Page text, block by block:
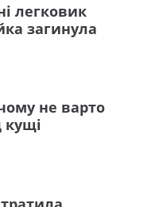
легковик
загинула
не варто
кущі